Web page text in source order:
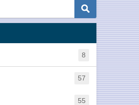
8
57
55